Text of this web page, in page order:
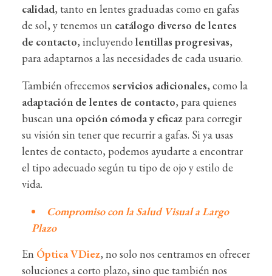
calidad, tanto en lentes graduadas como en gafas
de sol, y tenemos un catálogo diverso de lentes
de contacto, incluyendo lentillas progresivas,
para adaptarnos a las necesidades de cada usuario.
También ofrecemos servicios adicionales, como la
adaptación de lentes de contacto, para quienes
buscan una opción cómoda y eficazpara corregir
su visión sin tener que recurrir a gafas. Si ya usas
lentes de contacto, podemos ayudarte a encontrar
el tipo adecuado según tu tipo de ojo y estilo de
vida.
Compromiso con la Salud Visual a Largo
Plazo
En Óptica VDiez, no solo nos centramos en ofrecer
soluciones a corto plazo, sino que también nos